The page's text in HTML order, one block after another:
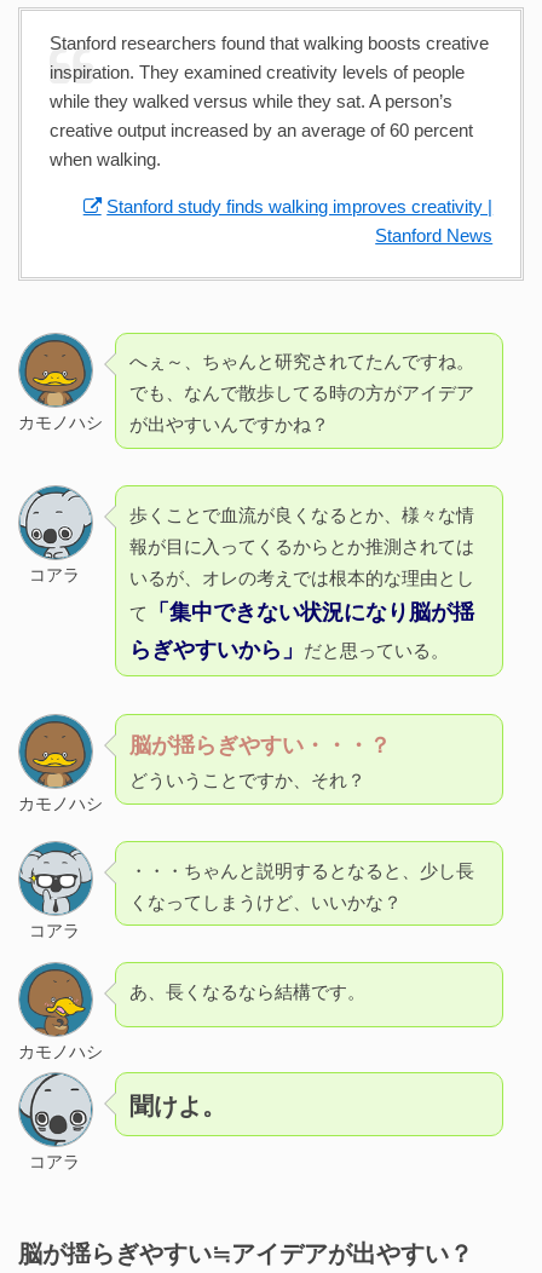
Stanford researchers found that walking boosts creative
inspiration. They examined creativity levels of people
while they walked versus while they sat. A person’s
creative output increased by an average of 60 percent
when walking.
Stanford study finds walking improves creativity |
Stanford News
カモノハシ
へぇ～、ちゃんと研究されてたんですね。
でも、なんで散歩してる時の方がアイデア
が出やすいんですかね？
コアラ
歩くことで血流が良くなるとか、様々な情
報が目に入ってくるからとか推測されては
いるが、オレの考えでは根本的な理由とし
て
「集中できない状況になり脳が揺
らぎやすいから」
だと思っている。
カモノハシ
脳が揺らぎやすい・・・？
どういうことですか、それ？
コアラ
・・・ちゃんと説明するとなると、少し長
くなってしまうけど、いいかな？
カモノハシ
あ、長くなるなら結構です。
コアラ
聞けよ。
脳が揺らぎやすい≒アイデアが出やすい？